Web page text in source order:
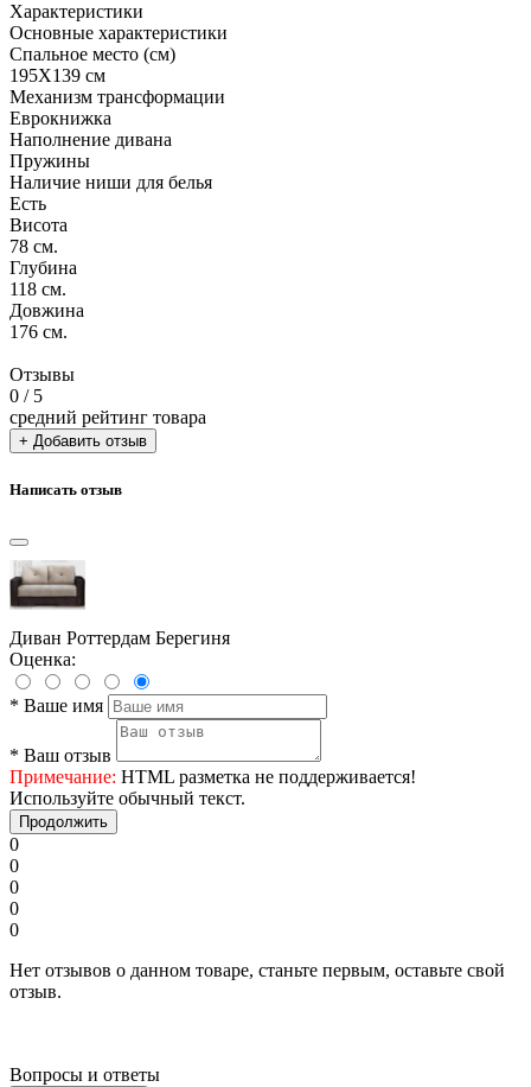
Характеристики
Основные характеристики
Спальное место (см)
195Х139 см
Механизм трансформации
Еврокнижка
Наполнение дивана
Пружины
Наличие ниши для белья
Есть
Висота
78 см.
Глубина
118 см.
Довжина
176 см.
Отзывы
0 / 5
средний рейтинг товара
+ Добавить отзыв
Написать отзыв
Диван Роттердам Берегиня
Оценка:
* Ваше имя
* Ваш отзыв
Примечание: HTML разметка не поддерживается!
Используйте обычный текст.
Продолжить
0
0
0
0
0
Нет отзывов о данном товаре, станьте первым, оставьте свой
отзыв.
Вопросы и ответы